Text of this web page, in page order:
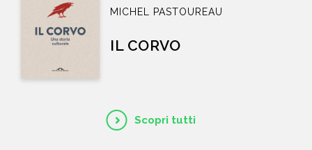
Scopri tutti
MICHEL PASTOUREAU
IL CORVO